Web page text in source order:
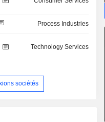
Process Industries
Technology Services
sociétés